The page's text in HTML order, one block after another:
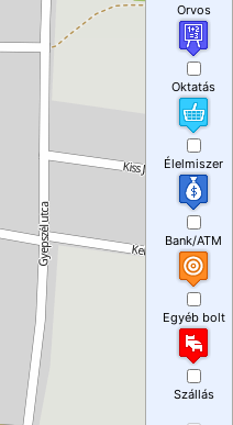
Orvos
Oktatás
Élelmiszer
Bank/ATM
Egyéb bolt
Szállás